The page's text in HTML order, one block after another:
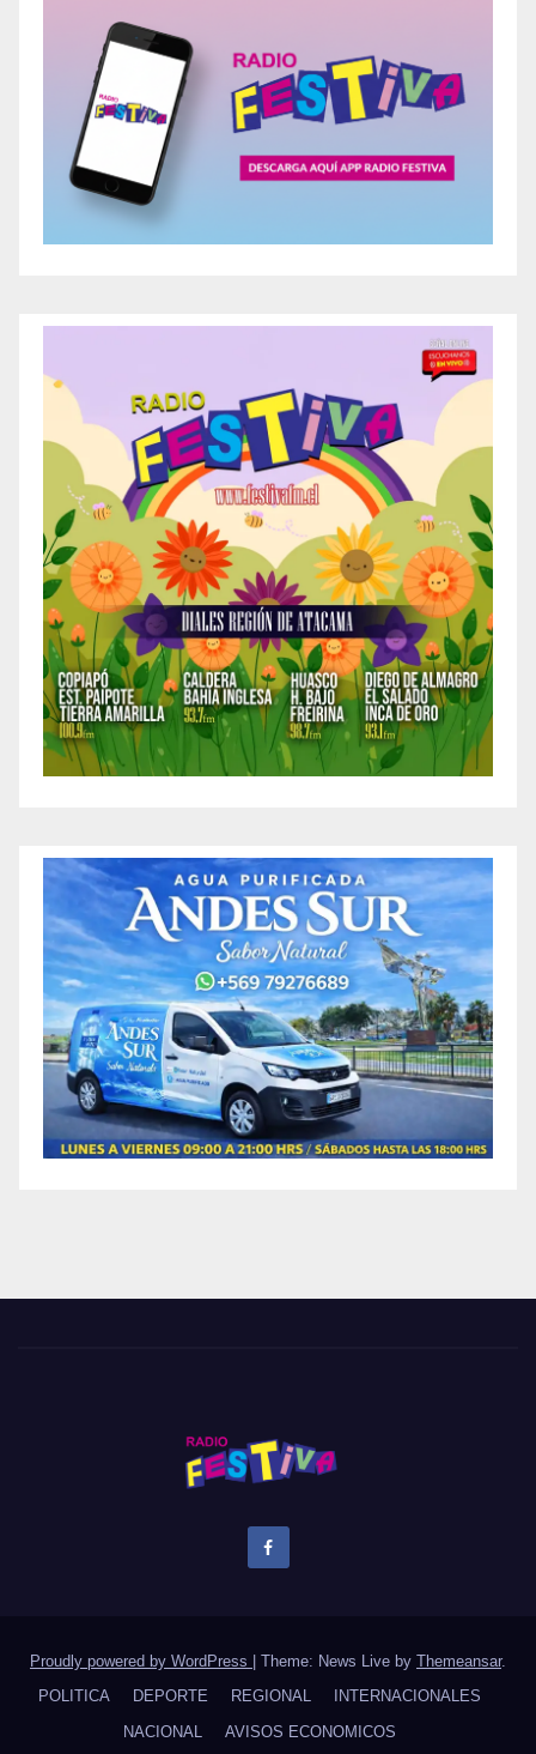
Proudly powered by WordPress | Theme: News Live by Themeansar.
POLITICA
DEPORTE REGIONAL
INTERNACIONALES
NACIONAL
AVISOS ECONOMICOS